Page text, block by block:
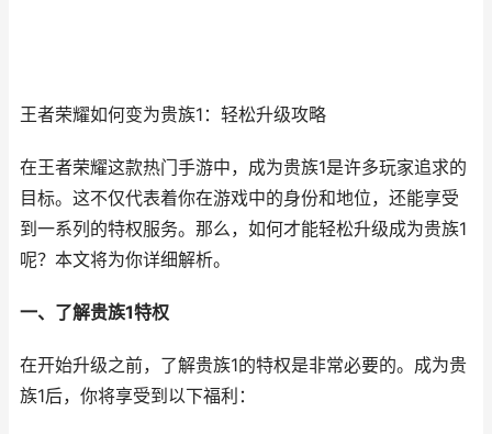
王者荣耀如何变为贵族1：轻松升级攻略
在王者荣耀这款热门手游中，成为贵族1是许多玩家追求的
目标。这不仅代表着你在游戏中的身份和地位，还能享受
到一系列的特权服务。那么，如何才能轻松升级成为贵族1
呢？本文将为你详细解析。
一、了解贵族1特权
在开始升级之前，了解贵族1的特权是非常必要的。成为贵
族1后，你将享受到以下福利：